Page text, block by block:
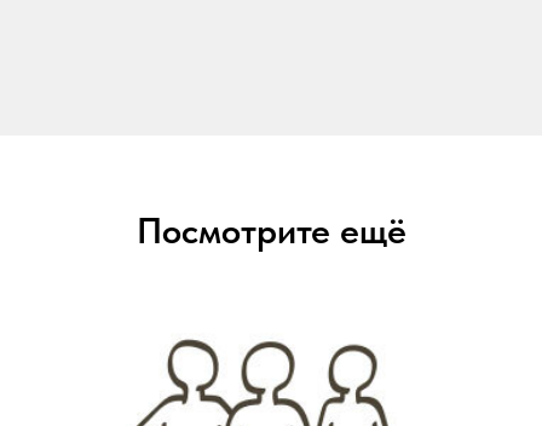
Посмотрите ещё